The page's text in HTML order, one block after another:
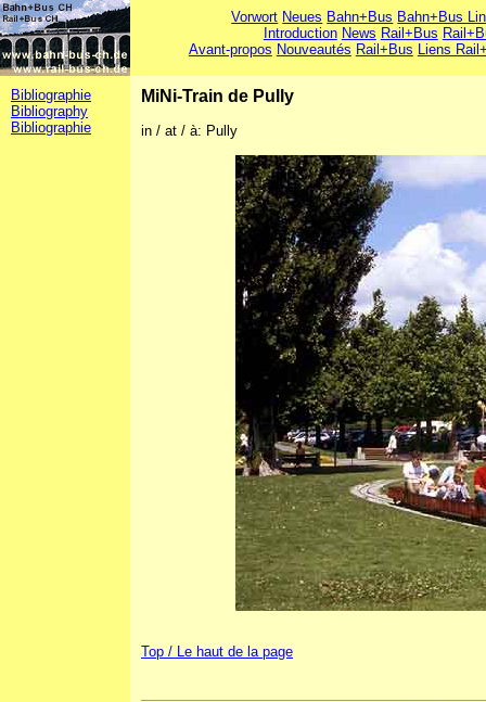
Vorwort Neues Bahn+Bus Bahn+Bus
Introduction News Rail+Bus
Avant-propos Nouveautés Rail+Bus Liens
Bibliographie
Bibliography
Bibliographie
MiNi-Train de Pully
in / at / à: Pully
Top / Le haut de la page